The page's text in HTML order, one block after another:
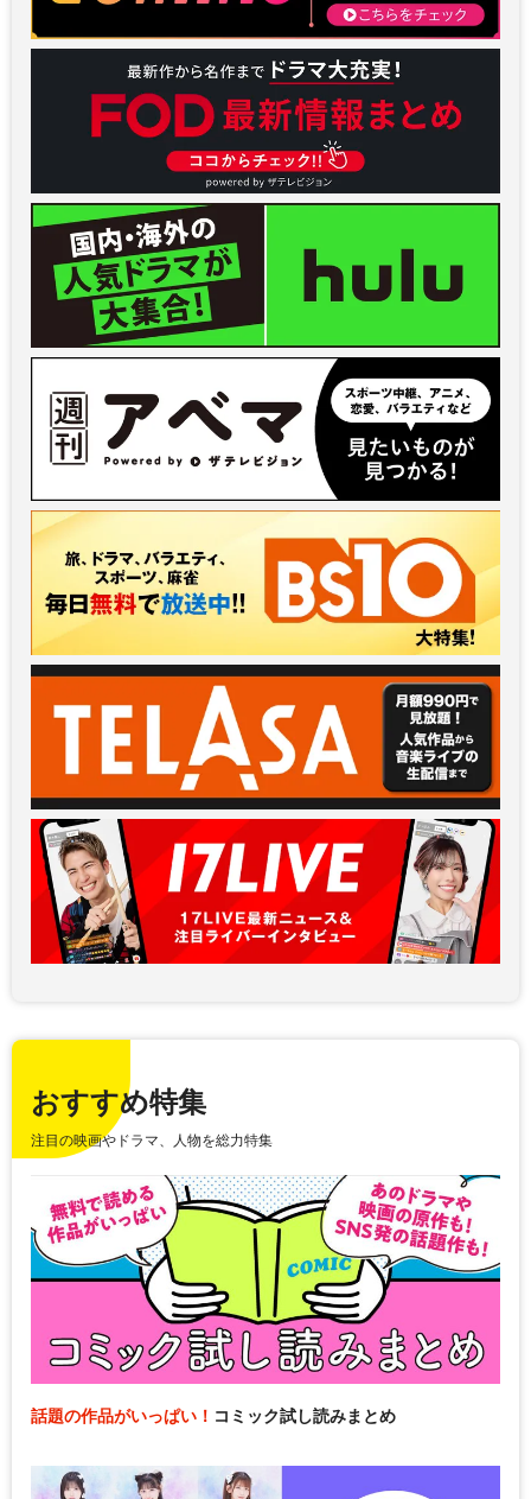
おすすめ特集
注目の映画やドラマ、人物を総力特集
話題の作品がいっぱい！ コミック試し読みまとめ